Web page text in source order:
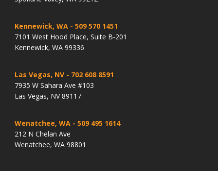
Kennewick, WA - 509 570 1451
7101 West Hood Place, Suite B-201
Kennewick, WA 99336
Las Vegas, NV - 702 608 8591
7935 W Sahara Ave #103
Las Vegas, NV 89117
Wenatchee, WA - 509 495 1614
212 N Chelan Ave
Wenatchee, WA 98801